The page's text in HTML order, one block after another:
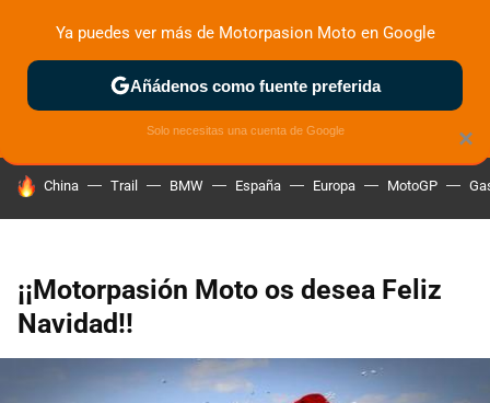
ZONA DE PRUEBAS DEPORTIVAS MOTOS ELÉCTRICAS
HOY SE HABLA DE
China Trail BMW España Europa MotoGP
¡¡Motorpasión Moto os desea Feliz
Navidad!!
×
Ya puedes ver más de Motorpasion Moto en Google
Añádenos como fuente preferida
Solo necesitas una cuenta de Google